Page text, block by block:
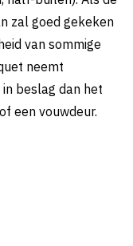
zal goed gekeken
van sommige
neemt
beslag dan het
een vouwdeur.